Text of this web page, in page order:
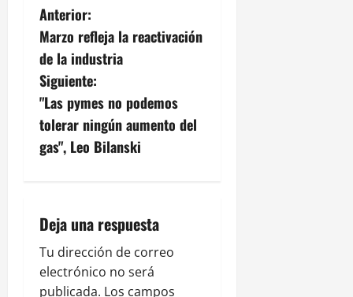
N
a
v
e
g
c
i
ó
Anterior:
Marzo refleja la reactivación
de la industria
Siguiente:
"Las pymes no podemos
tolerar ningún aumento del
gas", Leo Bilanski
Deja una respuesta
Tu dirección de correo
electrónico no será
publicada. Los campos